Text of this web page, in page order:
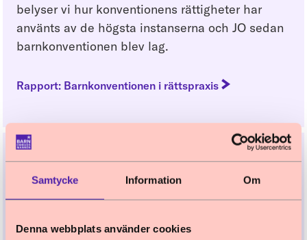
Samtycke Information Om
Denna webbplats använder cookies
belyser vi hur konventionens rättigheter har
använts av de högsta instanserna och JO sedan
barnkonventionen blev lag.
Rapport: Barnkonventionen i rättspraxis
rättspraxis
i domstolar och hur barn och unga upplever